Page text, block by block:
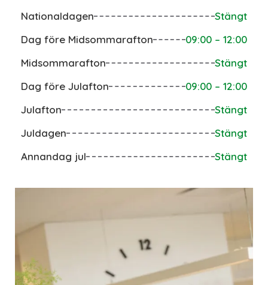
Nationaldagen
Stängt
Dag före Midsommarafton
09:00 – 12:00
Midsommarafton
Stängt
Dag före Julafton
09:00 – 12:00
Julafton
Stängt
Juldagen
Stängt
Annandag jul
Stängt